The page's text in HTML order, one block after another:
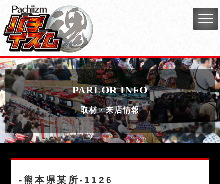
PARLOR INFO
取材・来店情報
-熊本県某所-1126